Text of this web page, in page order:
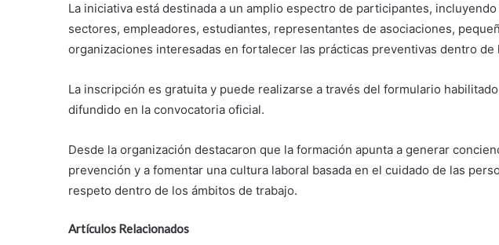
La iniciativa está destinada a un amplio espectro de participantes,
sectores, empleadores, estudiantes, representantes de asociaciones,
organizaciones interesadas en fortalecer las prácticas preventivas dentro de
La inscripción es gratuita y puede realizarse a través del formulario
difundido en la convocatoria oficial.
Desde la organización destacaron que la formación apunta a generar
prevención y a fomentar una cultura laboral basada en el cuidado de las
respeto dentro de los ámbitos de trabajo.
Artículos Relacionados